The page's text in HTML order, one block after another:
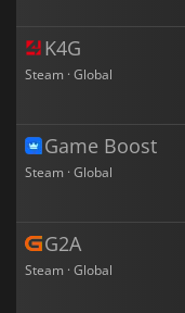
K4G
Steam · Global
Game Boost
Steam · Global
G2A
Steam · Global